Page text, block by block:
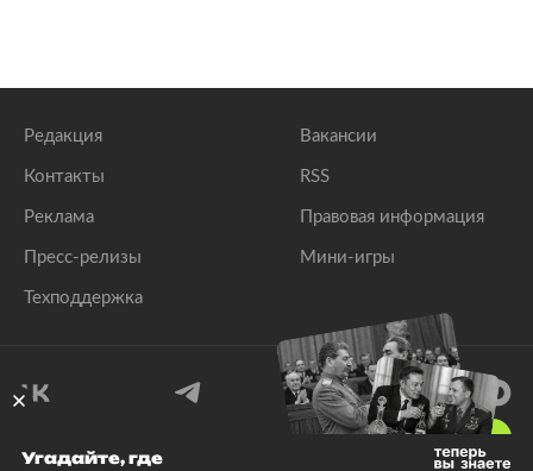
Редакция
Контакты
Реклама
Пресс-релизы
Техподдержка
Вакансии
RSS
Правовая информация
Мини-игры
Угадайте, где